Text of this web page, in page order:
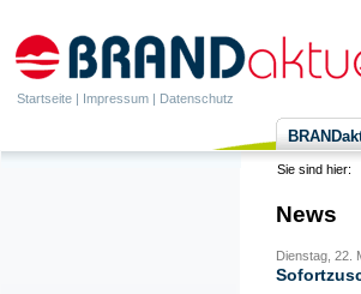
Startseite | Impressum | Datenschutz
Sie sind hier:
News
Dienstag, 22.